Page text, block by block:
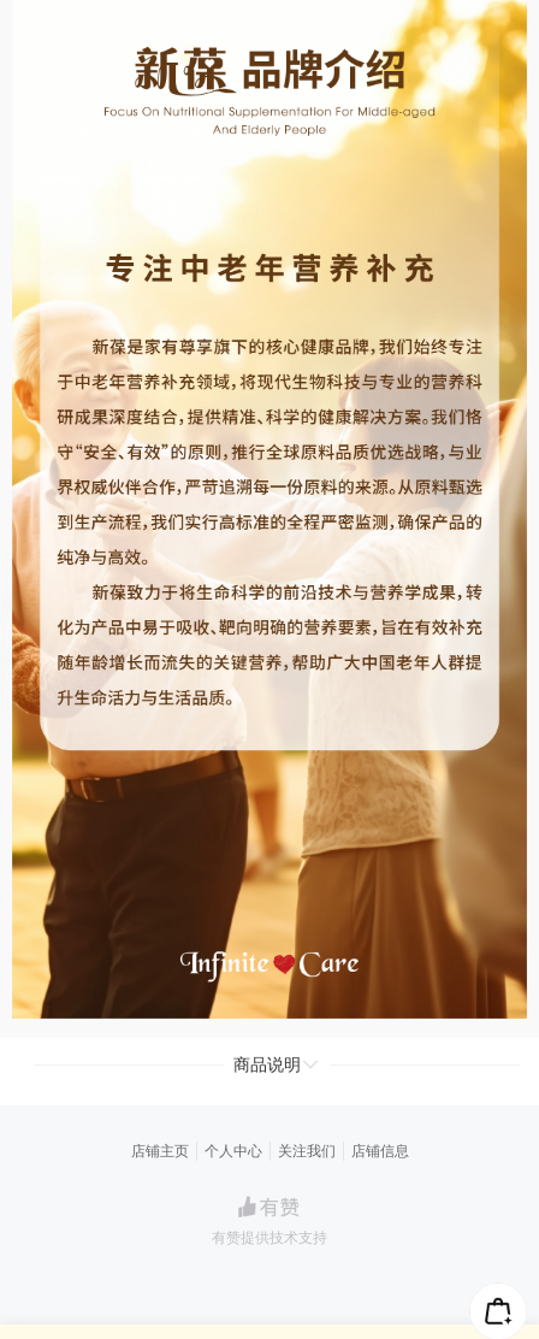
商品说明
店铺主页 个人中心 关注我们 店铺信息
有赞提供技术支持